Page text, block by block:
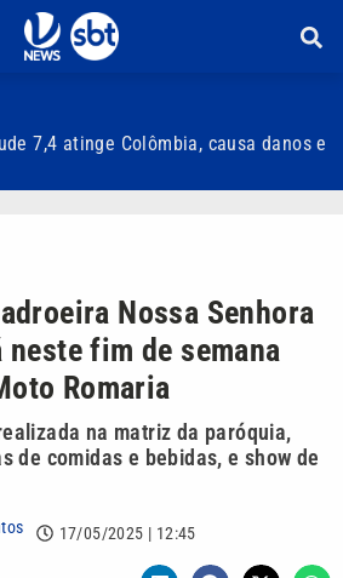
7,4 atinge Colômbia, causa danos e
Nossa Senhora
neste fim de semana
Romaria
na matriz da paróquia,
de comidas e bebidas, e show de
17/05/2025 | 12:45